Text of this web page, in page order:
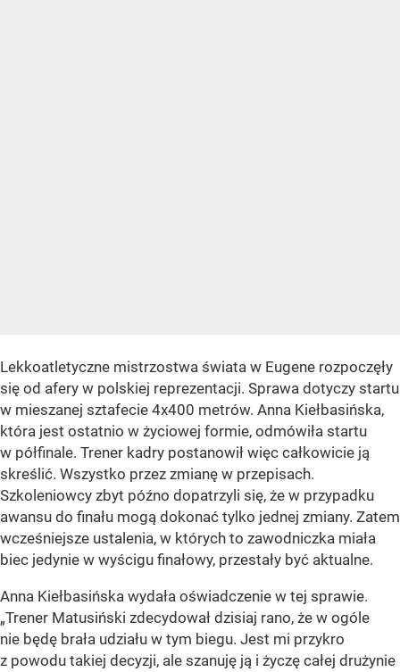
Lekkoatletyczne mistrzostwa świata w Eugene rozpoczęły
się od afery w polskiej reprezentacji. Sprawa dotyczy startu
w mieszanej sztafecie 4x400 metrów. Anna Kiełbasińska,
która jest ostatnio w życiowej formie, odmówiła startu
w półfinale. Trener kadry postanowił więc całkowicie ją
skreślić. Wszystko przez zmianę w przepisach.
Szkoleniowcy zbyt późno dopatrzyli się, że w przypadku
awansu do finału mogą dokonać tylko jednej zmiany. Zatem
wcześniejsze ustalenia, w których to zawodniczka miała
biec jedynie w wyścigu finałowy, przestały być aktualne.
Anna Kiełbasińska wydała oświadczenie w tej sprawie.
„Trener Matusiński zdecydował dzisiaj rano, że w ogóle
nie będę brała udziału w tym biegu. Jest mi przykro
z powodu takiej decyzji, ale szanuję ją i życzę całej drużynie